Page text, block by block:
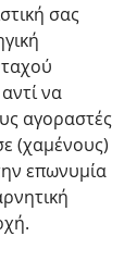
σας
να
αγοραστές
(χαμένους)
επωνυμία